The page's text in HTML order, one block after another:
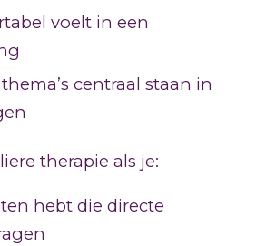
voelt in een
centraal staan in
therapie als je:
hebt die directe